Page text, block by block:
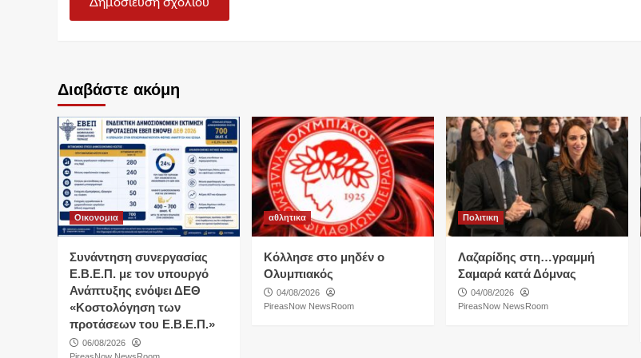
Διαβάστε ακόμη
Οικονομια
Συνάντηση συνεργασίας
Ε.Β.Ε.Π. με τον υπουργό
Ανάπτυξης ενόψει ΔΕΘ
«Κοστολόγηση των
προτάσεων του Ε.Β.Ε.Π.»
06/08/2026
αθλητικα
Κόλλησε στο μηδέν ο
Ολυμπιακός
04/08/2026
PireasNow NewsRoom
Πολιτικη
Λαζαρίδης στη…γραμμή
Σαμαρά κατά Δόμνας
04/08/2026
PireasNow NewsRoom